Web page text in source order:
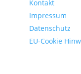
Kontakt
Impressum
Datenschutz
EU-Cookie